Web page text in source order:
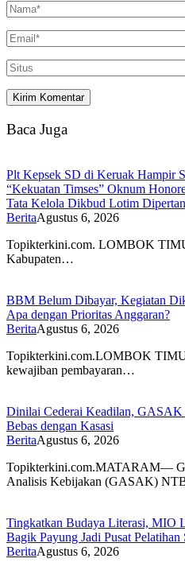
Baca Juga
Plt Kepsek SD di Keruak Hampir
“Kekuatan Timses” Oknum
Tata Kelola Dikbud Lotim
BeritaAgustus 6, 2026
Topikterkini.com. LOMBOK
Kabupaten…
BBM Belum Dibayar, Kegiatan
Apa dengan Prioritas Anggaran?
BeritaAgustus 6, 2026
Topikterkini.com.LOMBOK
kewajiban pembayaran…
Dinilai Cederai Keadilan,
Bebas dengan Kasasi
BeritaAgustus 6, 2026
Topikterkini.com.MATARAM—
Analisis Kebijakan (GASAK)
Tingkatkan Budaya Literasi, MIO
Bagik Payung Jadi Pusat Pelatihan
BeritaAgustus 6, 2026